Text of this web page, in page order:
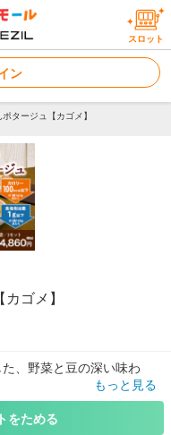
スロット
ン
タージュ【カゴメ】
ゴメ】
、野菜と豆の深い味わ
も
ポタージュ』です。
もっと見る
をためる